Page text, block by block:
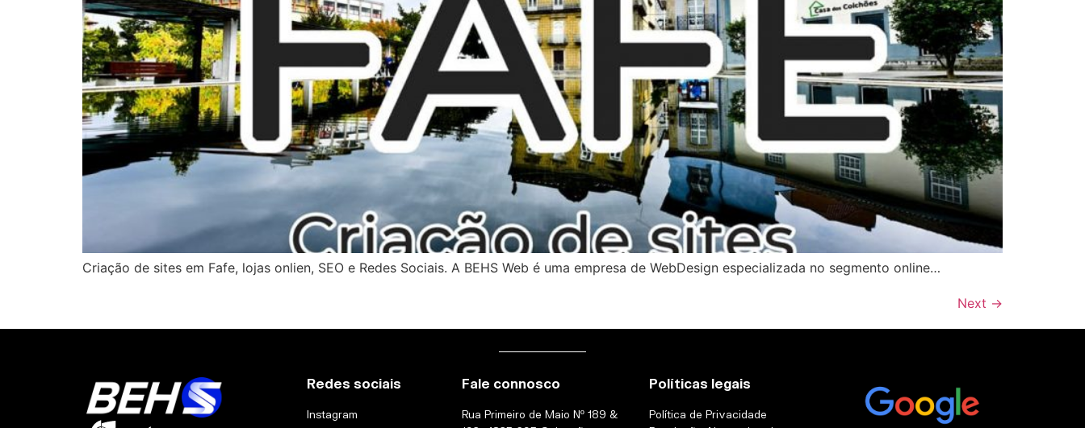
Criação de sites em Fafe, lojas onlien, SEO e Redes Sociais. A BEHS Web é uma empresa de WebDesign especializada no segmento online…
Next →
Redes sociais
Instagram
Fale connosco
Rua Primeiro de Maio Nº 189 &
Políticas legais
Política de Privacidade